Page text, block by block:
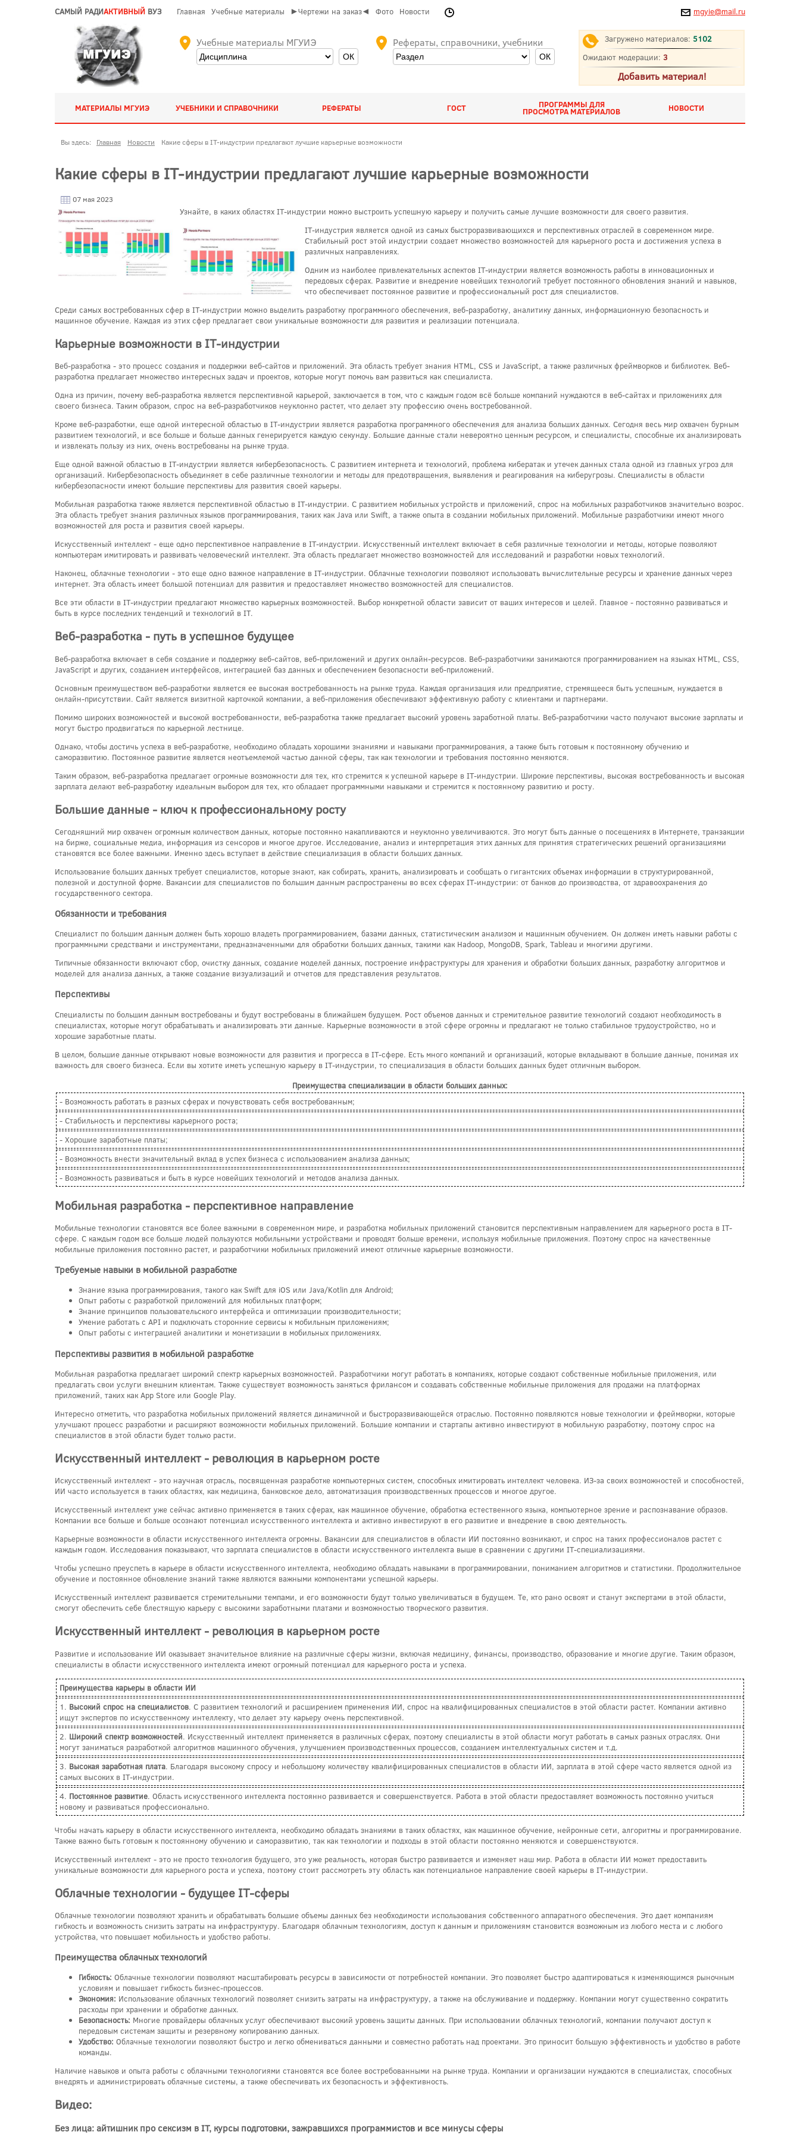
САМЫЙ РАДИАКТИВНЫЙ ВУЗ Главная Учебные материалы ►Чертежи на заказ◄ Фото Новости mgyie@mail.ru
Учебные материалы МГУИЭ Рефераты, справочники, учебники Загружено материалов: 5102
Ожидают модерации: 3
Добавить материал!
МАТЕРИАЛЫ МГУИЭ УЧЕБНИКИ И СПРАВОЧНИКИ РЕФЕРАТЫ ГОСТ ПРОГРАММЫ ДЛЯ
ПРОСМОТРА МАТЕРИАЛОВ НОВОСТИ
Вы здесь: Главная Новости Какие сферы в IT-индустрии предлагают лучшие карьерные возможности
Какие сферы в IT-индустрии предлагают лучшие карьерные возможности
07 мая 2023
Узнайте, в каких областях IT-индустрии можно выстроить успешную карьеру и получить самые лучшие возможности для своего развития.
IT-индустрия является одной из самых быстроразвивающихся и перспективных отраслей в современном мире.
Стабильный рост этой индустрии создает множество возможностей для карьерного роста и достижения успеха в
различных направлениях.
Одним из наиболее привлекательных аспектов IT-индустрии является возможность работы в инновационных и
передовых сферах. Развитие и внедрение новейших технологий требует постоянного обновления знаний и навыков,
что обеспечивает постоянное развитие и профессиональный рост для специалистов.
Среди самых востребованных сфер в IT-индустрии можно выделить разработку программного обеспечения, веб-разработку, аналитику данных, информационную безопасность и
машинное обучение. Каждая из этих сфер предлагает свои уникальные возможности для развития и реализации потенциала.
Карьерные возможности в IT-индустрии
Веб-разработка - это процесс создания и поддержки веб-сайтов и приложений. Эта область требует знания HTML, CSS и JavaScript, а также различных фреймворков и библиотек. Веб-
разработка предлагает множество интересных задач и проектов, которые могут помочь вам развиться как специалиста.
Одна из причин, почему веб-разработка является перспективной карьерой, заключается в том, что с каждым годом всё больше компаний нуждаются в веб-сайтах и приложениях для
своего бизнеса. Таким образом, спрос на веб-разработчиков неуклонно растет, что делает эту профессию очень востребованной.
Кроме веб-разработки, еще одной интересной областью в IT-индустрии является разработка программного обеспечения для анализа больших данных. Сегодня весь мир охвачен бурным
развитием технологий, и все больше и больше данных генерируется каждую секунду. Большие данные стали невероятно ценным ресурсом, и специалисты, способные их анализировать
и извлекать пользу из них, очень востребованы на рынке труда.
Еще одной важной областью в IT-индустрии является кибербезопасность. С развитием интернета и технологий, проблема кибератак и утечек данных стала одной из главных угроз для
организаций. Кибербезопасность объединяет в себе различные технологии и методы для предотвращения, выявления и реагирования на киберугрозы. Специалисты в области
кибербезопасности имеют большие перспективы для развития своей карьеры.
Мобильная разработка также является перспективной областью в IT-индустрии. С развитием мобильных устройств и приложений, спрос на мобильных разработчиков значительно возрос.
Эта область требует знания различных языков программирования, таких как Java или Swift, а также опыта в создании мобильных приложений. Мобильные разработчики имеют много
возможностей для роста и развития своей карьеры.
Искусственный интеллект - еще одно перспективное направление в IT-индустрии. Искусственный интеллект включает в себя различные технологии и методы, которые позволяют
компьютерам имитировать и развивать человеческий интеллект. Эта область предлагает множество возможностей для исследований и разработки новых технологий.
Наконец, облачные технологии - это еще одно важное направление в IT-индустрии. Облачные технологии позволяют использовать вычислительные ресурсы и хранение данных через
интернет. Эта область имеет большой потенциал для развития и предоставляет множество возможностей для специалистов.
Все эти области в IT-индустрии предлагают множество карьерных возможностей. Выбор конкретной области зависит от ваших интересов и целей. Главное - постоянно развиваться и
быть в курсе последних тенденций и технологий в IT.
Веб-разработка - путь в успешное будущее
Веб-разработка включает в себя создание и поддержку веб-сайтов, веб-приложений и других онлайн-ресурсов. Веб-разработчики занимаются программированием на языках HTML, CSS,
JavaScript и других, созданием интерфейсов, интеграцией баз данных и обеспечением безопасности веб-приложений.
Основным преимуществом веб-разработки является ее высокая востребованность на рынке труда. Каждая организация или предприятие, стремящееся быть успешным, нуждается в
онлайн-присутствии. Сайт является визитной карточкой компании, а веб-приложения обеспечивают эффективную работу с клиентами и партнерами.
Помимо широких возможностей и высокой востребованности, веб-разработка также предлагает высокий уровень заработной платы. Веб-разработчики часто получают высокие зарплаты и
могут быстро продвигаться по карьерной лестнице.
Однако, чтобы достичь успеха в веб-разработке, необходимо обладать хорошими знаниями и навыками программирования, а также быть готовым к постоянному обучению и
саморазвитию. Постоянное развитие является неотъемлемой частью данной сферы, так как технологии и требования постоянно меняются.
Таким образом, веб-разработка предлагает огромные возможности для тех, кто стремится к успешной карьере в IT-индустрии. Широкие перспективы, высокая востребованность и высокая
зарплата делают веб-разработку идеальным выбором для тех, кто обладает программными навыками и стремится к постоянному развитию и росту.
Большие данные - ключ к профессиональному росту
Сегодняшний мир охвачен огромным количеством данных, которые постоянно накапливаются и неуклонно увеличиваются. Это могут быть данные о посещениях в Интернете, транзакции
на бирже, социальные медиа, информация из сенсоров и многое другое. Исследование, анализ и интерпретация этих данных для принятия стратегических решений организациями
становятся все более важными. Именно здесь вступает в действие специализация в области больших данных.
Использование больших данных требует специалистов, которые знают, как собирать, хранить, анализировать и сообщать о гигантских объемах информации в структурированной,
полезной и доступной форме. Вакансии для специалистов по большим данным распространены во всех сферах IT-индустрии: от банков до производства, от здравоохранения до
государственного сектора.
Обязанности и требования
Специалист по большим данным должен быть хорошо владеть программированием, базами данных, статистическим анализом и машинным обучением. Он должен иметь навыки работы с
программными средствами и инструментами, предназначенными для обработки больших данных, такими как Hadoop, MongoDB, Spark, Tableau и многими другими.
Типичные обязанности включают сбор, очистку данных, создание моделей данных, построение инфраструктуры для хранения и обработки больших данных, разработку алгоритмов и
моделей для анализа данных, а также создание визуализаций и отчетов для представления результатов.
Перспективы
Специалисты по большим данным востребованы и будут востребованы в ближайшем будущем. Рост объемов данных и стремительное развитие технологий создают необходимость в
специалистах, которые могут обрабатывать и анализировать эти данные. Карьерные возможности в этой сфере огромны и предлагают не только стабильное трудоустройство, но и
хорошие заработные платы.
В целом, большие данные открывают новые возможности для развития и прогресса в IT-сфере. Есть много компаний и организаций, которые вкладывают в большие данные, понимая их
важность для своего бизнеса. Если вы хотите иметь успешную карьеру в IT-индустрии, то специализация в области больших данных будет отличным выбором.
Преимущества специализации в области больших данных:
- Возможность работать в разных сферах и почувствовать себя востребованным;
- Стабильность и перспективы карьерного роста;
- Хорошие заработные платы;
- Возможность внести значительный вклад в успех бизнеса с использованием анализа данных;
- Возможность развиваться и быть в курсе новейших технологий и методов анализа данных.
Мобильная разработка - перспективное направление
Мобильные технологии становятся все более важными в современном мире, и разработка мобильных приложений становится перспективным направлением для карьерного роста в IT-
сфере. С каждым годом все больше людей пользуются мобильными устройствами и проводят больше времени, используя мобильные приложения. Поэтому спрос на качественные
мобильные приложения постоянно растет, и разработчики мобильных приложений имеют отличные карьерные возможности.
Требуемые навыки в мобильной разработке
Знание языка программирования, такого как Swift для iOS или Java/Kotlin для Android;
Опыт работы с разработкой приложений для мобильных платформ;
Знание принципов пользовательского интерфейса и оптимизации производительности;
Умение работать с API и подключать сторонние сервисы к мобильным приложениям;
Опыт работы с интеграцией аналитики и монетизации в мобильных приложениях.
Перспективы развития в мобильной разработке
Мобильная разработка предлагает широкий спектр карьерных возможностей. Разработчики могут работать в компаниях, которые создают собственные мобильные приложения, или
предлагать свои услуги внешним клиентам. Также существует возможность заняться фрилансом и создавать собственные мобильные приложения для продажи на платформах
приложений, таких как App Store или Google Play.
Интересно отметить, что разработка мобильных приложений является динамичной и быстроразвивающейся отраслью. Постоянно появляются новые технологии и фреймворки, которые
улучшают процесс разработки и расширяют возможности мобильных приложений. Большие компании и стартапы активно инвестируют в мобильную разработку, поэтому спрос на
специалистов в этой области будет только расти.
Искусственный интеллект - революция в карьерном росте
Искусственный интеллект - это научная отрасль, посвященная разработке компьютерных систем, способных имитировать интеллект человека. ИЗ-за своих возможностей и способностей,
ИИ часто используется в таких областях, как медицина, банковское дело, автоматизация производственных процессов и многое другое.
Искусственный интеллект уже сейчас активно применяется в таких сферах, как машинное обучение, обработка естественного языка, компьютерное зрение и распознавание образов.
Компании все больше и больше осознают потенциал искусственного интеллекта и активно инвестируют в его развитие и внедрение в свою деятельность.
Карьерные возможности в области искусственного интеллекта огромны. Вакансии для специалистов в области ИИ постоянно возникают, и спрос на таких профессионалов растет с
каждым годом. Исследования показывают, что зарплата специалистов в области искусственного интеллекта выше в сравнении с другими IT-специализациями.
Чтобы успешно преуспеть в карьере в области искусственного интеллекта, необходимо обладать навыками в программировании, пониманием алгоритмов и статистики. Продолжительное
обучение и постоянное обновление знаний также являются важными компонентами успешной карьеры.
Искусственный интеллект развивается стремительными темпами, и его возможности будут только увеличиваться в будущем. Те, кто рано освоят и станут экспертами в этой области,
смогут обеспечить себе блестящую карьеру с высокими заработными платами и возможностью творческого развития.
Искусственный интеллект - революция в карьерном росте
Развитие и использование ИИ оказывает значительное влияние на различные сферы жизни, включая медицину, финансы, производство, образование и многие другие. Таким образом,
специалисты в области искусственного интеллекта имеют огромный потенциал для карьерного роста и успеха.
Преимущества карьеры в области ИИ
1. Высокий спрос на специалистов. С развитием технологий и расширением применения ИИ, спрос на квалифицированных специалистов в этой области растет. Компании активно
ищут экспертов по искусственному интеллекту, что делает эту карьеру очень перспективной.
2. Широкий спектр возможностей. Искусственный интеллект применяется в различных сферах, поэтому специалисты в этой области могут работать в самых разных отраслях. Они
могут заниматься разработкой алгоритмов машинного обучения, улучшением производственных процессов, созданием интеллектуальных систем и т.д.
3. Высокая заработная плата. Благодаря высокому спросу и небольшому количеству квалифицированных специалистов в области ИИ, зарплата в этой сфере часто является одной из
самых высоких в IT-индустрии.
4. Постоянное развитие. Область искусственного интеллекта постоянно развивается и совершенствуется. Работа в этой области предоставляет возможность постоянно учиться
новому и развиваться профессионально.
Чтобы начать карьеру в области искусственного интеллекта, необходимо обладать знаниями в таких областях, как машинное обучение, нейронные сети, алгоритмы и программирование.
Также важно быть готовым к постоянному обучению и саморазвитию, так как технологии и подходы в этой области постоянно меняются и совершенствуются.
Искусственный интеллект - это не просто технология будущего, это уже реальность, которая быстро развивается и изменяет наш мир. Работа в области ИИ может предоставить
уникальные возможности для карьерного роста и успеха, поэтому стоит рассмотреть эту область как потенциальное направление своей карьеры в IT-индустрии.
Облачные технологии - будущее IT-сферы
Облачные технологии позволяют хранить и обрабатывать большие объемы данных без необходимости использования собственного аппаратного обеспечения. Это дает компаниям
гибкость и возможность снизить затраты на инфраструктуру. Благодаря облачным технологиям, доступ к данным и приложениям становится возможным из любого места и с любого
устройства, что повышает мобильность и удобство работы.
Преимущества облачных технологий
Гибкость: Облачные технологии позволяют масштабировать ресурсы в зависимости от потребностей компании. Это позволяет быстро адаптироваться к изменяющимся рыночным
условиям и повышает гибкость бизнес-процессов.
Экономия: Использование облачных технологий позволяет снизить затраты на инфраструктуру, а также на обслуживание и поддержку. Компании могут существенно сократить
расходы при хранении и обработке данных.
Безопасность: Многие провайдеры облачных услуг обеспечивают высокий уровень защиты данных. При использовании облачных технологий, компании получают доступ к
передовым системам защиты и резервному копированию данных.
Удобство: Облачные технологии позволяют быстро и легко обмениваться данными и совместно работать над проектами. Это приносит большую эффективность и удобство в работе
команды.
Наличие навыков и опыта работы с облачными технологиями становятся все более востребованными на рынке труда. Компании и организации нуждаются в специалистах, способных
внедрять и администрировать облачные системы, а также обеспечивать их безопасность и эффективность.
Видео:
Без лица: айтишник про сексизм в IT, курсы подготовки, зажравшихся программистов и все минусы сферы